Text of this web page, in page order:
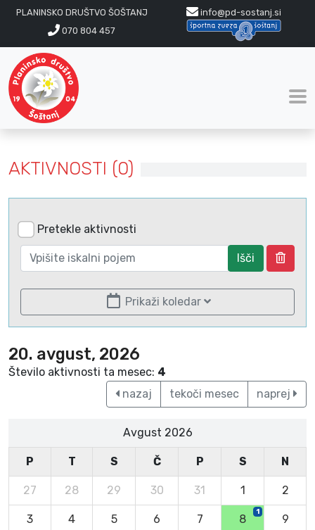
PLANINSKO DRUŠTVO ŠOŠTANJ
info@pd-sostanj.si
070 804 457
AKTIVNOSTI (0)
Pretekle aktivnosti
Išči
Prikaži koledar
20. avgust, 2026
Število aktivnosti ta mesec: 4
nazaj
tekoči mesec naprej
Avgust 2026
P T S Č P S N
27 28 29 30 31 1 2
3 4 5 6 7 8
1
9